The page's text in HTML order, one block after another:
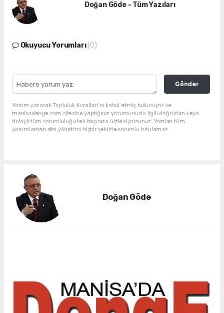
Doğan Göde - Tüm Yazıları
Okuyucu Yorumları(0)
Gönder
Yorum yazarak Topluluk Kuralları’nı kabul etmiş bulunuyor ve
manisadenge.com sitesine yaptığınız yorumunuzla ilgili doğrudan veya
dolaylı tüm sorumluluğu tek başınıza üstleniyorsunuz. Yazılan tüm
yorumlardan site yönetimi hiçbir şekilde sorumlu tutulamaz.
Doğan Göde